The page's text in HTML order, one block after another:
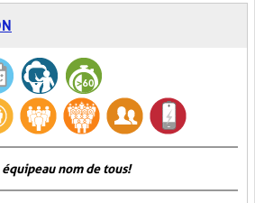
équipe au nom de tous!